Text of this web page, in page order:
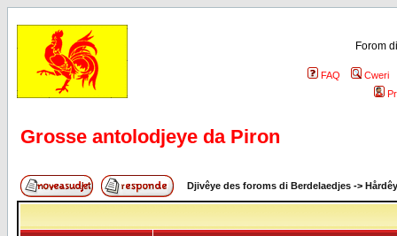
Forom
FAQ
Cweri
Grosse antolodjeye da Piron
Djivêye des foroms di Berdelaedjes ->